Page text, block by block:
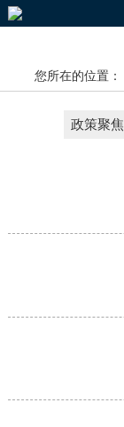
您所在的位置：
政策聚焦